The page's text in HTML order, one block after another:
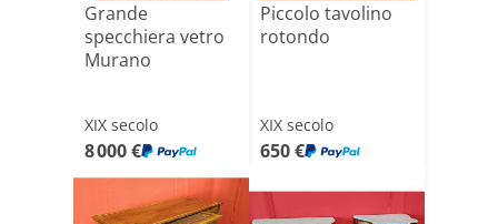
Grande
specchiera vetro
Murano
XIX secolo
8 000 €
Piccolo tavolino
rotondo
XIX secolo
650 €